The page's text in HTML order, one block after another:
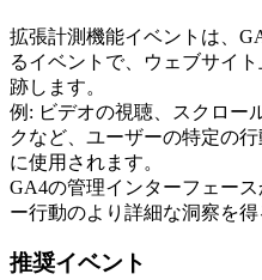
拡張計測機能イベントは、
るイベントで、ウェブサイ
跡します。
例: ビデオの視聴、スクロー
クなど、ユーザーの特定の
に使用されます。
GA4の管理インターフェー
ー行動のより詳細な洞察を
推奨イベント